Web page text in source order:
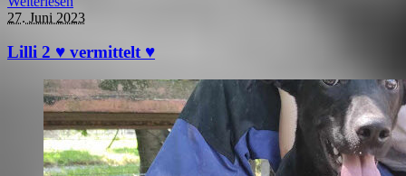
27. Juni 2023
Lilli 2 ♥ vermittelt ♥